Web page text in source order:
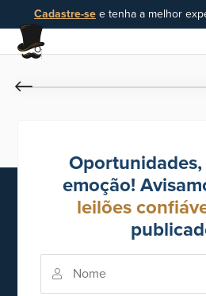
Cadastre-se e tenha a melhor
Oportunidades,
emoção!
leilões